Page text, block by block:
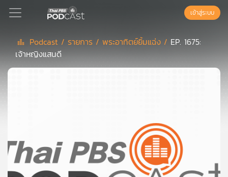
Podcast
เข้าสู่ระบบ
Podcast / รายการ /พระอาทิตย์ยิ้มแฉ่ง / EP. 1675:
เจ้าหญิงแสนดี